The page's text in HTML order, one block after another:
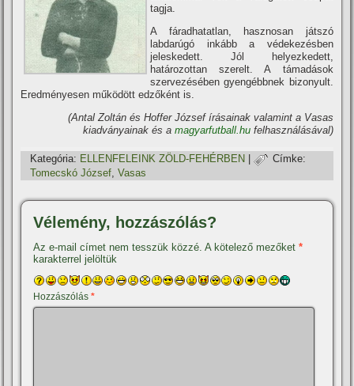
tagja.
A fáradhatatlan, hasznosan játszó
labdarúgó inkább a védekezésben
jeleskedett. Jól helyezkedett,
határozottan szerelt. A támadások
szervezésében gyengébbnek bizonyult.
Eredményesen működött edzőként is.
(Antal Zoltán és Hoffer József í­rásainak valamint a Vasas
kiadványainak és a magyarfutball.hufelhasználásával)
Kategória: ELLENFELEINK ZÖLD-FEHÉRBEN |
Címke:
Tomecskó József,Vasas
Vélemény, hozzászólás?
Az e-mail címet nem tesszük közzé. A kötelező mezőket*
karakterrel jelöltük
Hozzászólás*